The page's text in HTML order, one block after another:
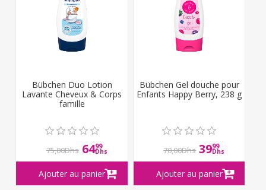
Bübchen Duo Lotion
Lavante Cheveux & Corps
famille
75,00Dhs 6499
Dhs
Bübchen Gel douche pour
Enfants Happy Berry, 238 g
70,00Dhs 3999
Dhs